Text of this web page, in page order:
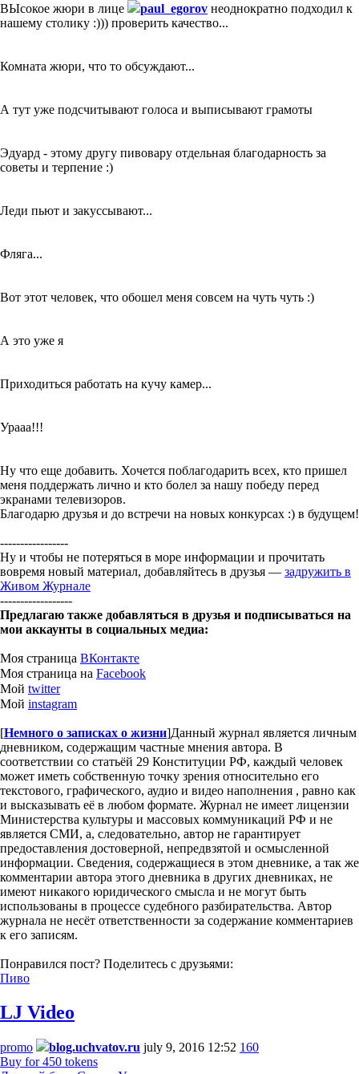
ВЫсокое жюри в лице paul_egorov неоднократно подходил к
нашему столику :))) проверить качество...
Комната жюри, что то обсуждают...
А тут уже подсчитывают голоса и выписывают грамоты
Эдуард - этому другу пивовару отдельная благодарность за
советы и терпение :)
Леди пьют и закуссывают...
Фляга...
Вот этот человек, что обошел меня совсем на чуть чуть :)
А это уже я
Приходиться работать на кучу камер...
Урааа!!!
Ну что еще добавить. Хочется поблагодарить всех, кто пришел
меня поддержать лично и кто болел за нашу победу перед
экранами телевизоров.
Благодарю друзья и до встречи на новых конкурсах :) в будущем!
-----------------
Ну и чтобы не потеряться в море информации и прочитать
вовремя новый материал, добавляйтесь в друзья — задружить в
Живом Журнале
------------------
Предлагаю также добавляться в друзья и подписываться на
мои аккаунты в социальных медиа:
Моя страница ВКонтакте
Моя страница на Facebook
Мой twitter
Мой instagram
[Немного о записках о жизни]Данный журнал является личным
дневником, содержащим частные мнения автора. В
соответствии со статьёй 29 Конституции РФ, каждый человек
может иметь собственную точку зрения относительно его
текстового, графического, аудио и видео наполнения , равно как
и высказывать её в любом формате. Журнал не имеет лицензии
Министерства культуры и массовых коммуникаций РФ и не
является СМИ, а, следовательно, автор не гарантирует
предоставления достоверной, непредвзятой и осмысленной
информации. Сведения, содержащиеся в этом дневнике, а так же
комментарии автора этого дневника в других дневниках, не
имеют никакого юридического смысла и не могут быть
использованы в процессе судебного разбирательства. Автор
журнала не несёт ответственности за содержание комментариев
к его записям.
Понравился пост? Поделитесь с друзьями:
Пиво
LJ Video
promo blog.uchvatov.ru july 9, 2016 12:52 160
Buy for 450 tokens